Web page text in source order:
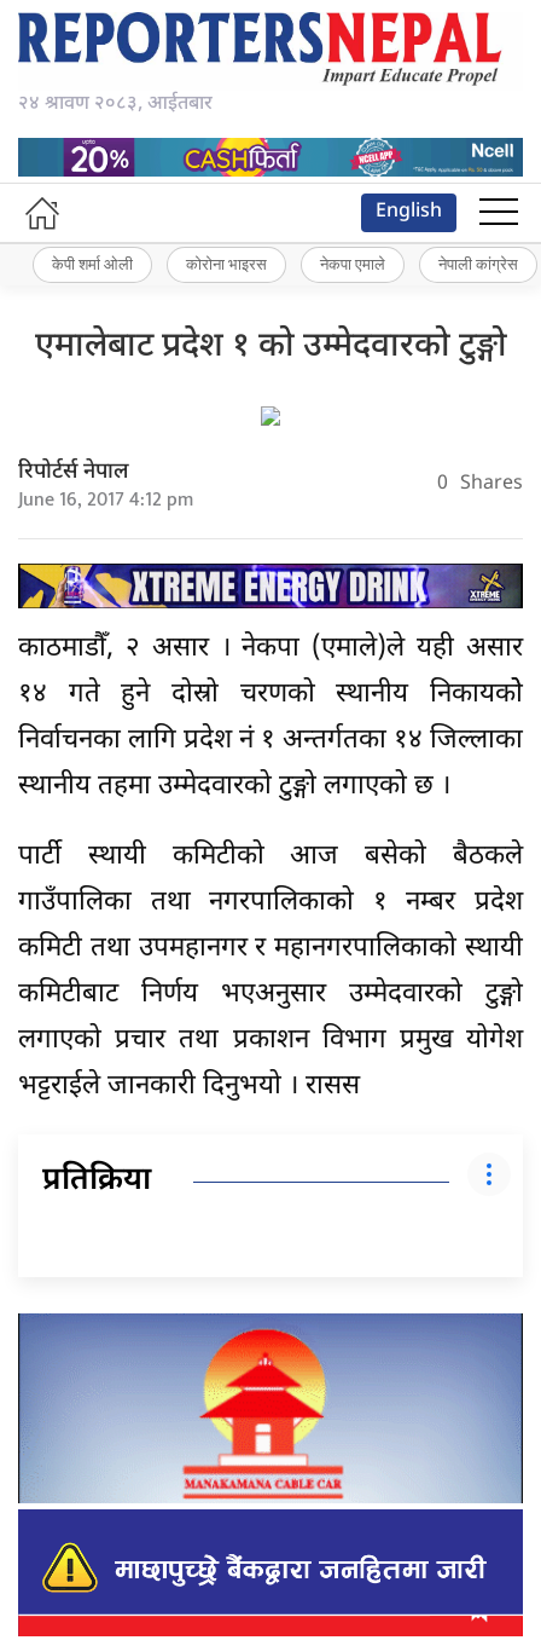
२४ श्रावण २०८३, आईतबार
English
केपी शर्मा ओली कोरोना भाइरस नेकपा एमाले नेपाली कांग्रेस
एमालेबाट प्रदेश १ को उम्मेदवारको टुङ्गो
रिपोर्टर्स नेपाल
June 16, 2017 4:12 pm 0 Shares
काठमाडौँ, २ असार । नेकपा (एमाले)ले यही असार
१४ गते हुने दोस्रो चरणको स्थानीय निकायकोे
निर्वाचनका लागि प्रदेश नं १ अन्तर्गतका १४ जिल्लाका
स्थानीय तहमा उम्मेदवारको टुङ्गो लगाएको छ ।
पार्टी स्थायी कमिटीको आज बसेको बैठकले
गाउँपालिका तथा नगरपालिकाको १ नम्बर प्रदेश
कमिटी तथा उपमहानगर र महानगरपालिकाको स्थायी
कमिटीबाट निर्णय भएअनुसार उम्मेदवारको टुङ्गो
लगाएको प्रचार तथा प्रकाशन विभाग प्रमुख योगेश
भट्टराईले जानकारी दिनुभयो । रासस
प्रतिक्रिया